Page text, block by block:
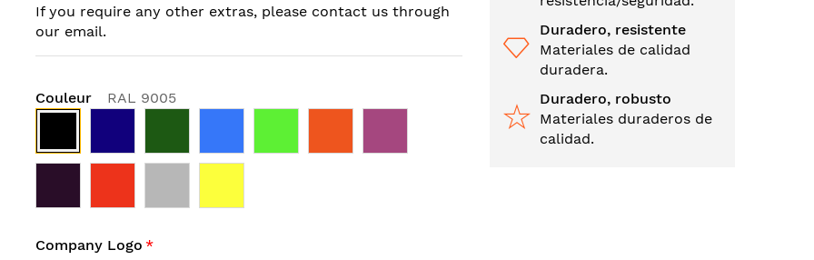
If you require any other extras, please contact us through
our email.
Couleur RAL 9005
Company Logo
Duradero, resistente
Materiales de calidad
duradera.
Duradero, robusto
Materiales duraderos de
calidad.